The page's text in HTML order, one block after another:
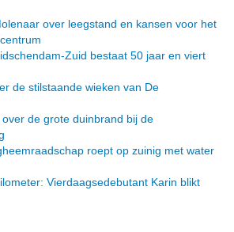
over leegstand en kansen voor het
Zuid bestaat 50 jaar en viert
de stilstaande wieken van De
de grote duinbrand bij de
roept op zuinig met water
Vierdaagsedebutant Karin blikt